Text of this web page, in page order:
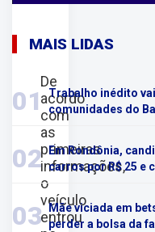
De
acordo
com
as
primeiras
informações,
o
veículo
entrou
MAIS LIDAS
01 Trabalho inédito
comunidades do
02
Em Rondônia,
carros por R$ 25 e
03 Mãe viciada em
perder a bolsa da